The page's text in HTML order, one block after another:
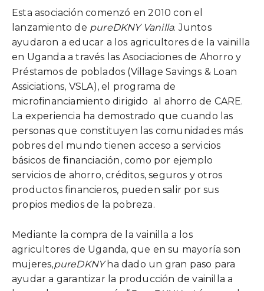
Esta asociación comenzó en 2010 con el
lanzamiento de pureDKNY Vanilla. Juntos
ayudaron a educar a los agricultores de la vainilla
en Uganda a través las Asociaciones de Ahorro y
Préstamos de poblados (Village Savings & Loan
Assiciations, VSLA), el programa de
microfinanciamiento dirigido al ahorro de CARE.
La experiencia ha demostrado que cuando las
personas que constituyen las comunidades más
pobres del mundo tienen acceso a servicios
básicos de financiación, como por ejemplo
servicios de ahorro, créditos, seguros y otros
productos financieros, pueden salir por sus
propios medios de la pobreza.
Mediante la compra de la vainilla a los
agricultores de Uganda, que en su mayoría son
mujeres,pureDKNY ha dado un gran paso para
ayudar a garantizar la producción de vainilla a